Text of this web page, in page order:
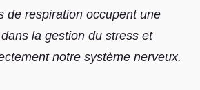
de respiration occupent une
la gestion du stress et
notre système nerveux.